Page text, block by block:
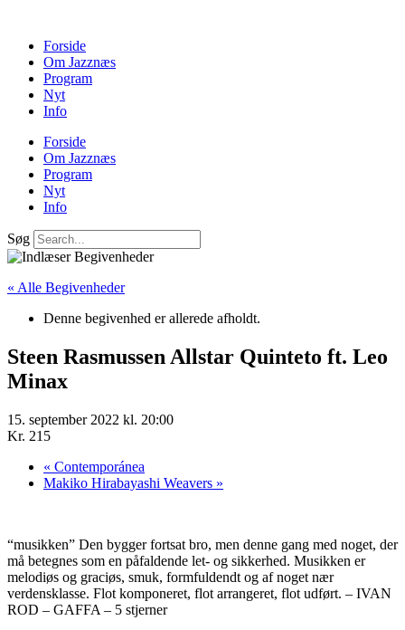
Forside
Om Jazznæs
Program
Nyt
Info
Forside
Om Jazznæs
Program
Nyt
Info
Søg
« Alle Begivenheder
Denne begivenhed er allerede afholdt.
Steen Rasmussen Allstar Quinteto ft. Leo
Minax
15. september 2022 kl. 20:00
Kr. 215
« Contemporánea
Makiko Hirabayashi Weavers »
“musikken” Den bygger fortsat bro, men denne gang med noget, der
må betegnes som en påfaldende let- og sikkerhed. Musikken er
melodiøs og graciøs, smuk, formfuldendt og af noget nær
verdensklasse. Flot komponeret, flot arrangeret, flot udført. – IVAN
ROD – GAFFA – 5 stjerner